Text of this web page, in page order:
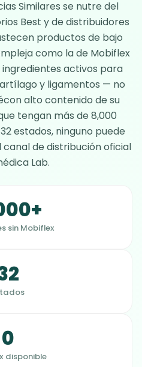
Similares se nutre del
Best y de distribuidores
productos de bajo
como la de Mobiflex
activos para
y ligamentos — no
alto contenido de su
tengan más de 8,000
estados, ninguno puede
de distribución oficial
Lab.
sin Mobiflex
0
disponible